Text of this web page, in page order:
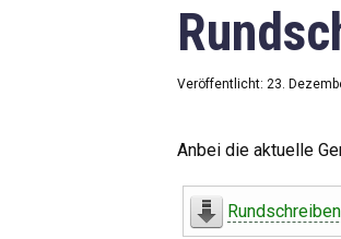
Veröffentlicht: 23.
Anbei die aktuelle